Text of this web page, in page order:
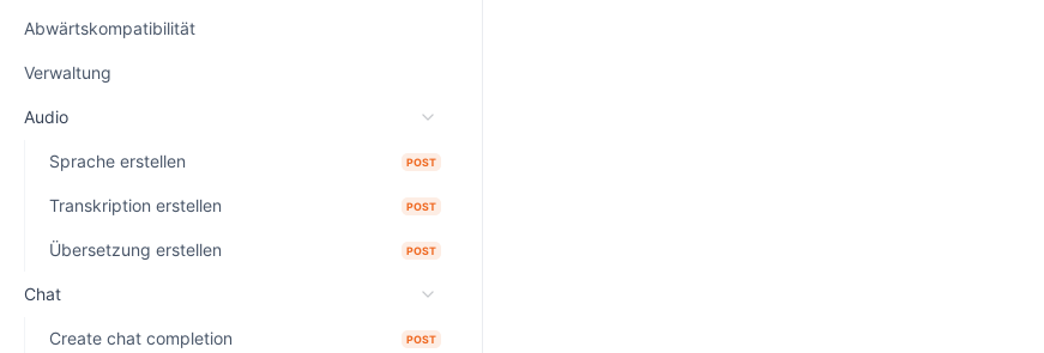
Abwärtskompatibilität
Verwaltung
Audio
Sprache erstellen POST
Transkription erstellen POST
Übersetzung erstellen POST
Chat
Create chat completion POST